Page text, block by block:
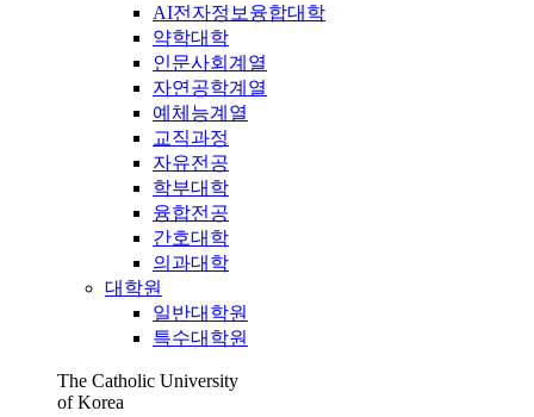
AI전자정보융합대학
약학대학
인문사회계열
자연공학계열
예체능계열
교직과정
자유전공
학부대학
융합전공
간호대학
의과대학
대학원
일반대학원
특수대학원
The Catholic University
of Korea